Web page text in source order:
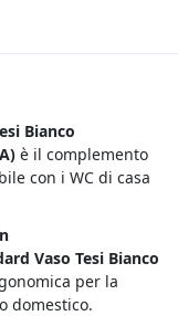
Bianco
è il complemento
con i WC di casa
Vaso Tesi Bianco
per la
domestico.